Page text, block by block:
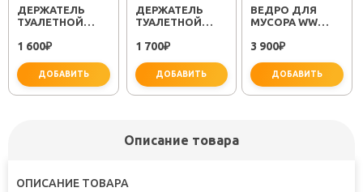
не забудьте купить
ДЕРЖАТЕЛЬ
ТУАЛЕТНОЙ
KVADRO FX-
1 600₽
ДОБАВИТЬ
ДЕРЖАТЕЛЬ
ТУАЛЕТНОЙ
FX-11110A
1 700₽
ДОБАВИТЬ
ВЕДРО ДЛЯ
МУСОРА WW
3 900₽
ДОБАВИТЬ
Описание товара
ОПИСАНИЕ ТОВАРА